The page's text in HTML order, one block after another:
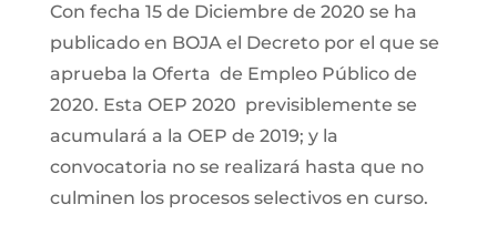
Con fecha 15 de Diciembre de 2020 se ha
publicado en BOJA el Decreto por el que se
aprueba la Oferta de Empleo Público de
2020. Esta OEP 2020 previsiblemente se
acumulará a la OEP de 2019; y la
convocatoria no se realizará hasta que no
culminen los procesos selectivos en curso.